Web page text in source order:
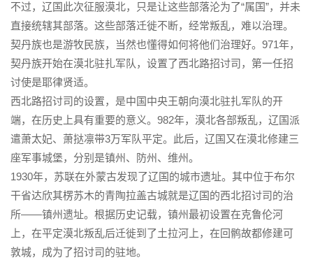
不过，辽国此次征服漠北，只是让这些部落沦为了“属国”，并未
直接统辖其部落。这些部落迁徙不断，经常叛乱，难以治理。
契丹族也是游牧民族，当然也懂得如何将他们治理好。971年，
契丹族开始在漠北驻扎军队，设置了西北路招讨司，第一任招
讨使是耶律贤适。
西北路招讨司的设置，是中国中央王朝向漠北驻扎军队的开
端，在历史上具有重要的意义。982年，漠北各部叛乱，辽国派
遣萧太妃、萧挞凛带3万军队平定。此后，辽国又在漠北修建三
座军事城堡，分别是镇州、防州、维州。
1930年，苏联在外蒙古发现了辽国的城市遗址。其中位于布尔
干省达欣其楞苏木的青陶拉盖古城就是辽国的西北招讨司的治
所——镇州遗址。根据历史记载，镇州最初设置在克鲁伦河
上，在平定漠北叛乱后迁徙到了土拉河上，在回鹘故都修建可
敦城，成为了招讨司的驻地。